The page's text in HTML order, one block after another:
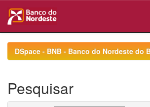
navigationDSpace - BNB - Banco do Nordeste do
Pesquisar